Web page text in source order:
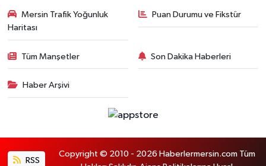
Mersin Trafik Yoğunluk
Haritası
Puan Durumu ve Fikstür
Tüm Manşetler Son Dakika Haberleri
Haber Arşivi
RSS
Copyright © 2010 - 2026 Haberlermersin.com Tüm